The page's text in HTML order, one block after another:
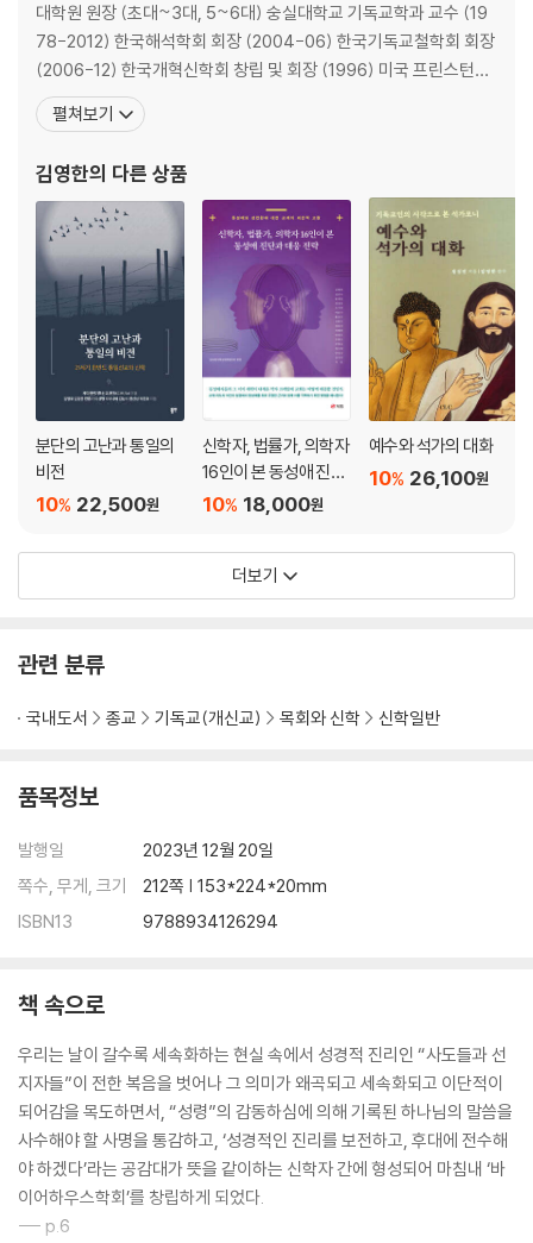
대학원 원장 (초대~3대, 5~6대) 숭실대학교 기독교학과 교수 (19
78-2012) 한국해석학회 회장 (2004-06) 한국기독교철학회 회장
(2006-12) 한국개혁신학회 창립 및 회장 (1996) 미국 프린스턴대
학교 방문교수 (1984-85, 2004-05) 영국 캠브리지대학교 방문
교수 (1990-91) 미국 예일대학교 방문교수 (1991-92) 현, 기독교
펼쳐보기
김영한의 다른 상품
분단의 고난과 통일의
비전
22,500원
10%
신학자, 법률가, 의학자
16인이 본 동성애 진단
과 대응 전략
18,000원
10%
예수와 석가의 대화
26,100원
10%
더보기
관련 분류
국내도서 종교 기독교(개신교) 목회와 신학 신학일반
품목정보
발행일
2023년 12월 20일
쪽수, 무게, 크기
212쪽 | 153*224*20mm
ISBN13
9788934126294
책 속으로
우리는 날이 갈수록 세속화하는 현실 속에서 성경적 진리인 “사도들과 선
지자들”이 전한 복음을 벗어나 그 의미가 왜곡되고 세속화되고 이단적이
되어감을 목도하면서, “성령”의 감동하심에 의해 기록된 하나님의 말씀을
사수해야 할 사명을 통감하고, ‘성경적인 진리를 보전하고, 후대에 전수해
야 하겠다’라는 공감대가 뜻을 같이하는 신학자 간에 형성되어 마침내 ‘바
이어하우스학회’를 창립하게 되었다.
--- p.6